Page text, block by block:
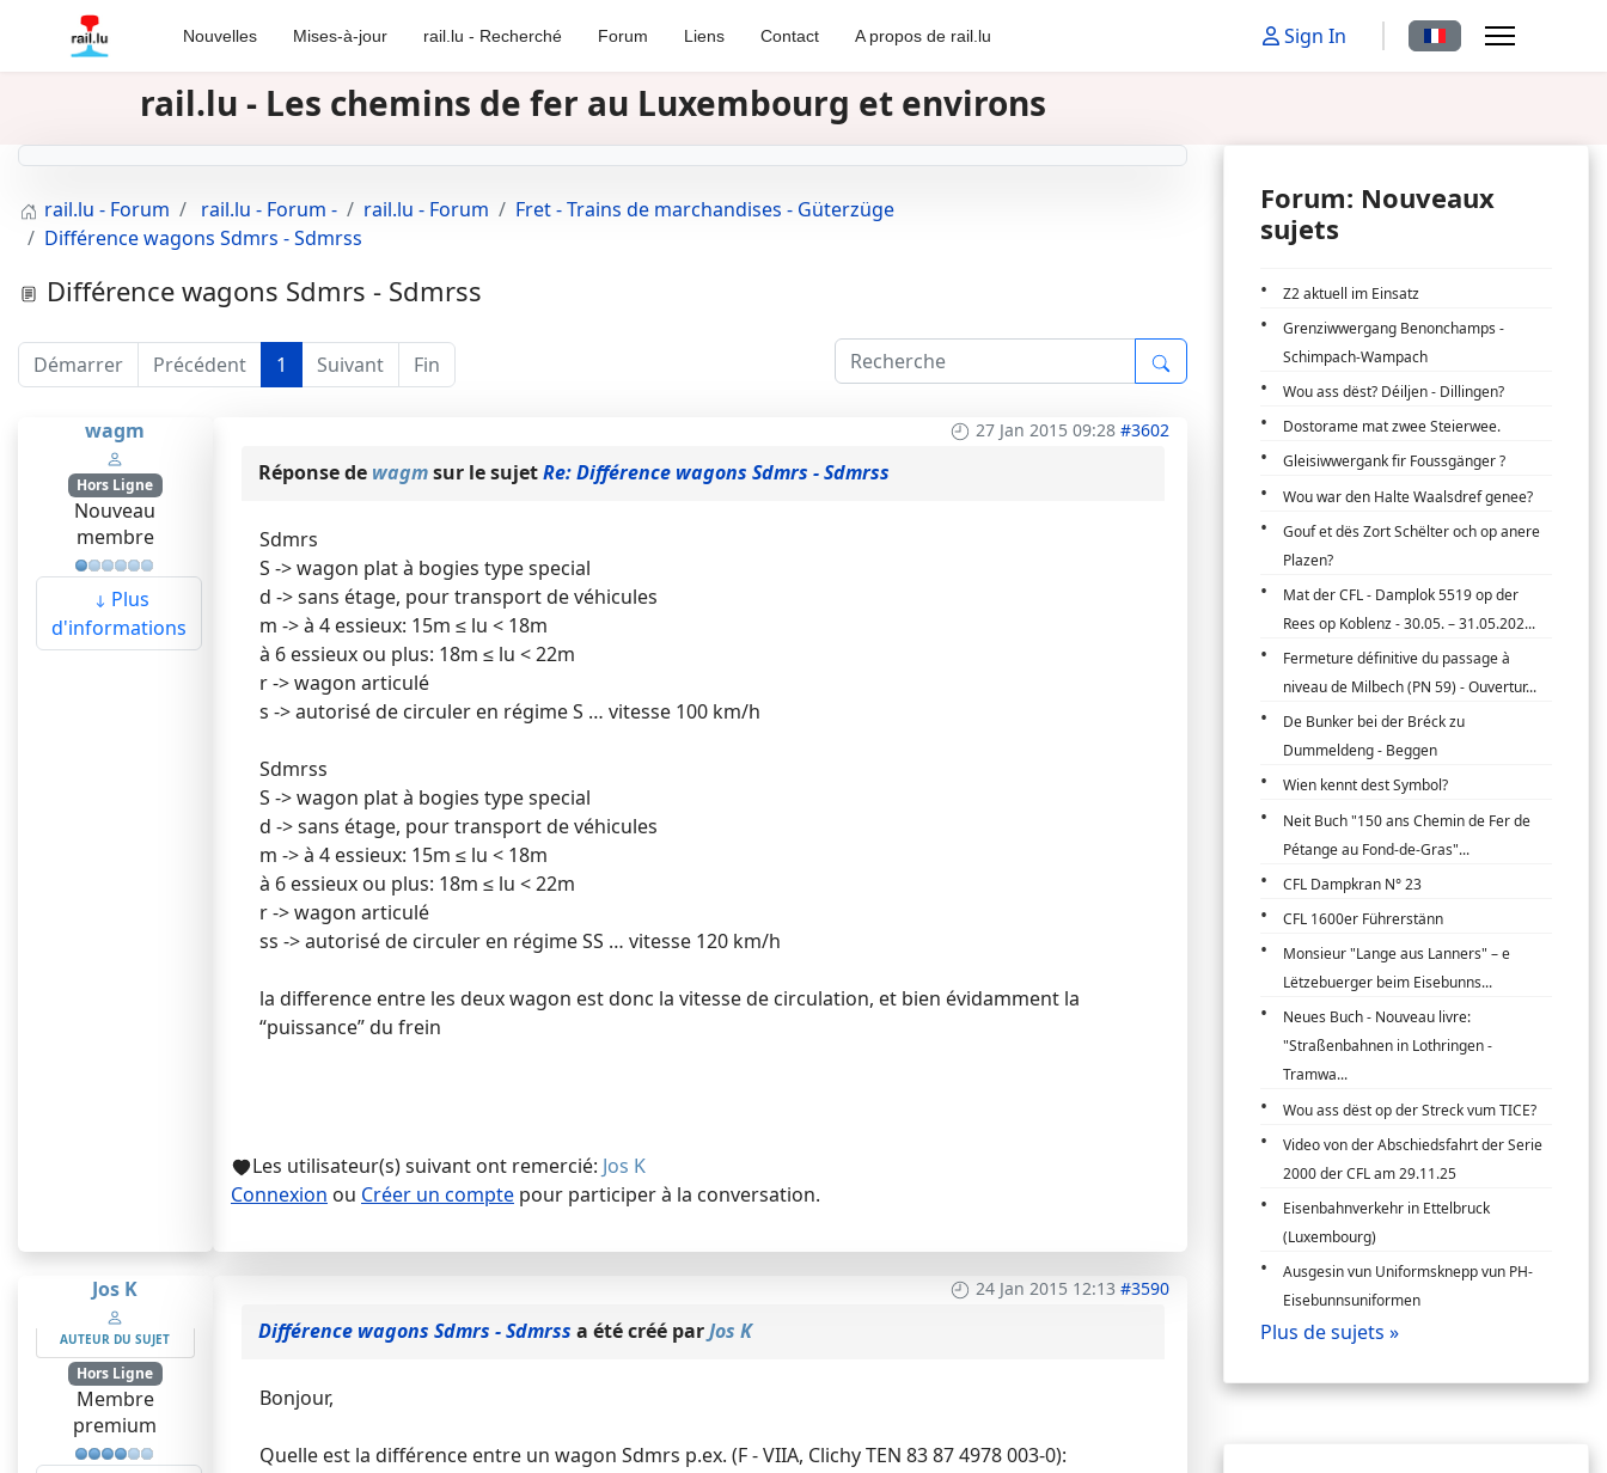
Nouvelles Mises-à-jour rail.lu - Recherché Forum Liens Contact A propos de rail.lu Sign In Sélectionnez votre
rail.lu - Les chemins de fer au Luxembourg et environs
rail.lu - Forum rail.lu - Forum - rail.lu - Forum
Fret - Trains de marchandises - Güterzüge
Différence wagons Sdmrs - Sdmrss
Différence wagons Sdmrs - Sdmrss
Démarrer Précédent 1 Suivant Fin
wagm
Hors Ligne
Nouveau
membre
Plus
d'informations
27 Jan 2015 09:28 #3602
Réponse de wagmsur le sujetRe: Différence wagons Sdmrs - Sdmrss
Sdmrs
S -> wagon plat à bogies type special
d -> sans étage, pour transport de véhicules
m -> à 4 essieux: 15m ≤ lu < 18m
à 6 essieux ou plus: 18m ≤ lu < 22m
r -> wagon articulé
s -> autorisé de circuler en régime S … vitesse 100 km/h
Sdmrss
S -> wagon plat à bogies type special
d -> sans étage, pour transport de véhicules
m -> à 4 essieux: 15m ≤ lu < 18m
à 6 essieux ou plus: 18m ≤ lu < 22m
r -> wagon articulé
ss -> autorisé de circuler en régime SS … vitesse 120 km/h
la difference entre les deux wagon est donc la vitesse de circulation, et bien évidamment la
“puissance” du frein
Les utilisateur(s) suivant ont remercié: Jos K
Connexion ou Créer un comptepour participer à la conversation.
Jos K
AUTEUR DU SUJET
Hors Ligne
Membre
premium
24 Jan 2015 12:13 #3590
Différence wagons Sdmrs - Sdmrss a été créé parJos K
Bonjour,
Quelle est la différence entre un wagon Sdmrs p.ex. (F - VIIA, Clichy TEN 83 87 4978 003-0):
Forum: Nouveaux
sujets
Z2 aktuell im Einsatz
Grenziwwergang Benonchamps -
Schimpach-Wampach
Wou ass dëst? Déiljen - Dillingen?
Dostorame mat zwee Steierwee.
Gleisiwwergank fir Foussgänger ?
Wou war den Halte Waalsdref genee?
Gouf et dës Zort Schëlter och op anere
Plazen?
Mat der CFL - Damplok 5519 op der
Rees op Koblenz - 30.05. – 31.05.202...
Fermeture définitive du passage à
niveau de Milbech (PN 59) - Ouvertur...
De Bunker bei der Bréck zu
Dummeldeng - Beggen
Wien kennt dest Symbol?
Neit Buch "150 ans Chemin de Fer de
Pétange au Fond-de-Gras"...
CFL Dampkran N° 23
CFL 1600er Führerstänn
Monsieur "Lange aus Lanners" – e
Lëtzebuerger beim Eisebunns...
Neues Buch - Nouveau livre:
"Straßenbahnen in Lothringen -
Tramwa...
Wou ass dëst op der Streck vum TICE?
Video von der Abschiedsfahrt der Serie
2000 der CFL am 29.11.25
Eisenbahnverkehr in Ettelbruck
(Luxembourg)
Ausgesin vun Uniformsknepp vun PH-
Eisebunnsuniformen
Plus de sujets »